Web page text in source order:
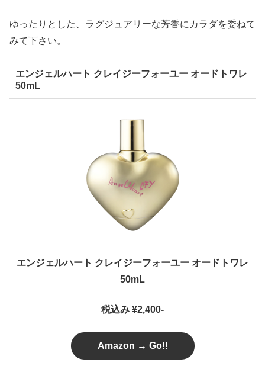
ゆったりとした、ラグジュアリーな芳香にカラダを委ねて
みて下さい。
エンジェルハート クレイジーフォーユー オードトワレ
50mL
エンジェルハート クレイジーフォーユー オードトワレ
50mL
税込み ¥2,400-
Amazon → Go!!